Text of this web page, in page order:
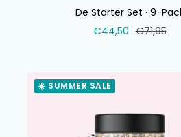
De Starter Set · 9-
Verkoopprijs
€44,50 Normale
€71,95
☀️ SUMMER SALE